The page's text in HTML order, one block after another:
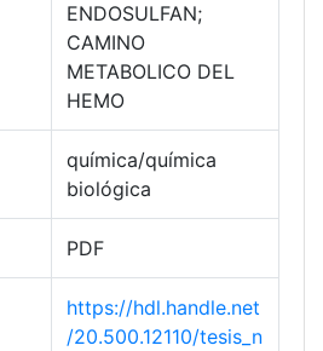
ENDOSULFAN;
CAMINO
METABOLICO DEL
HEMO
química/química
biológica
PDF
https://hdl.handle.net
/20.500.12110/tesis_n